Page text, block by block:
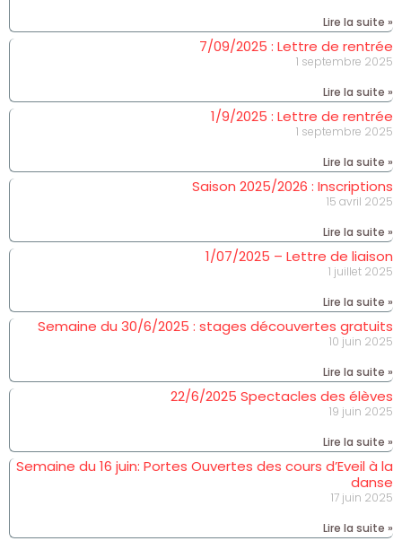
Lire la suite »
7/09/2025 : Lettre de rentrée
1 septembre 2025
Lire la suite »
1/9/2025 : Lettre de rentrée
1 septembre 2025
Lire la suite »
Saison 2025/2026 : Inscriptions
15 avril 2025
Lire la suite »
1/07/2025 – Lettre de liaison
1 juillet 2025
Lire la suite »
Semaine du 30/6/2025 : stages découvertes gratuits
10 juin 2025
Lire la suite »
22/6/2025 Spectacles des élèves
19 juin 2025
Lire la suite »
Semaine du 16 juin: Portes Ouvertes des cours d’Eveil à la
danse
17 juin 2025
Lire la suite »